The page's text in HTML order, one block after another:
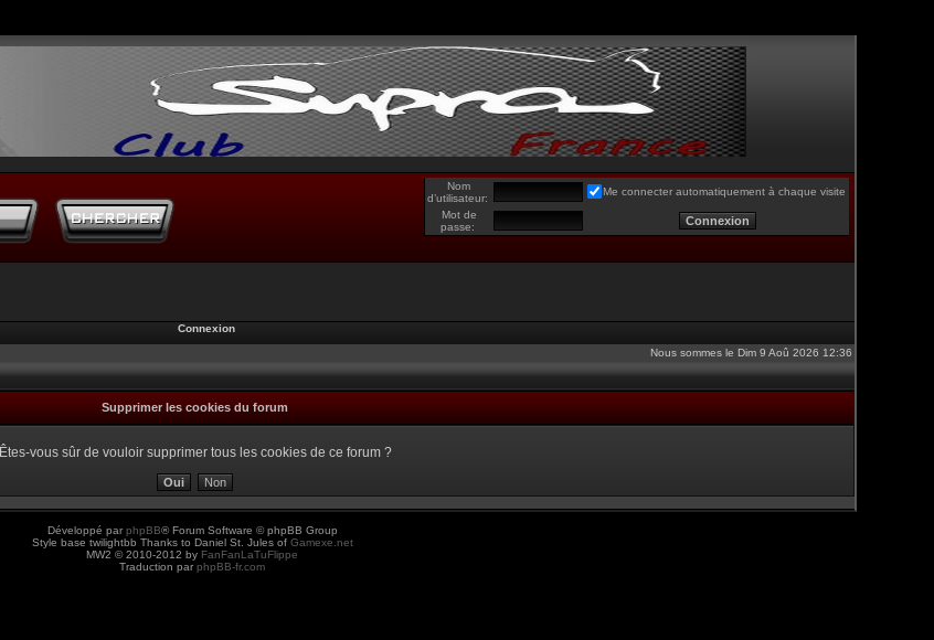
Nom
d’utilisateur:
Me connecter automatiquement à chaque visite
Mot de
passe:
Connexion
Nous sommes le Dim 9 Aoû 2026 12:36
Supprimer les cookies du forum
Êtes-vous sûr de vouloir supprimer tous les cookies de ce forum ?
Développé par phpBB® Forum Software © phpBB Group
Style base twilightbb Thanks to Daniel St. Jules of Gamexe.net
MW2 © 2010-2012 by FanFanLaTuFlippe
Traduction par phpBB-fr.com